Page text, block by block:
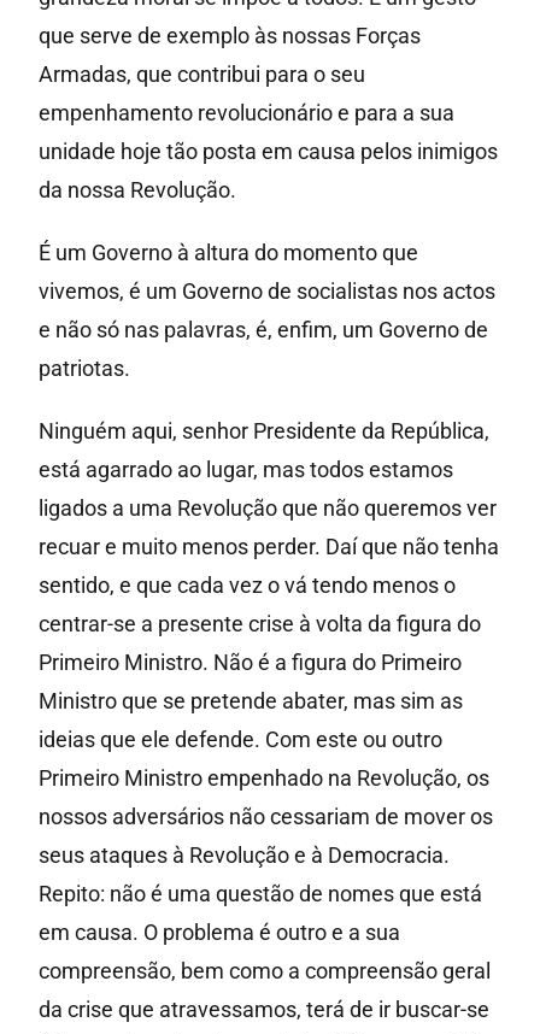
que serve de exemplo às nossas Forças
Armadas, que contribui para o seu
empenhamento revolucionário e para a sua
unidade hoje tão posta em causa pelos inimigos
da nossa Revolução.
É um Governo à altura do momento que
vivemos, é um Governo de socialistas nos actos
e não só nas palavras, é, enfim, um Governo de
patriotas.
Ninguém aqui, senhor Presidente da República,
está agarrado ao lugar, mas todos estamos
ligados a uma Revolução que não queremos ver
recuar e muito menos perder. Daí que não tenha
sentido, e que cada vez o vá tendo menos o
centrar-se a presente crise à volta da figura do
Primeiro Ministro. Não é a figura do Primeiro
Ministro que se pretende abater, mas sim as
ideias que ele defende. Com este ou outro
Primeiro Ministro empenhado na Revolução, os
nossos adversários não cessariam de mover os
seus ataques à Revolução e à Democracia.
Repito: não é uma questão de nomes que está
em causa. O problema é outro e a sua
compreensão, bem como a compreensão geral
da crise que atravessamos, terá de ir buscar-se